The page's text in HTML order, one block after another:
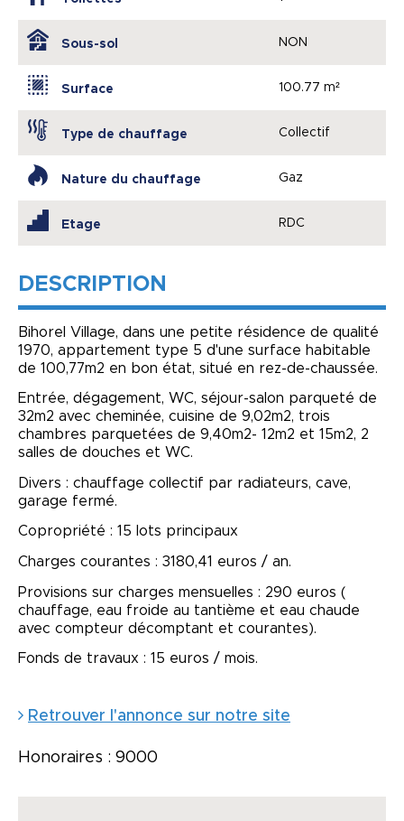
Sous-sol NON
Surface 100.77 m²
Type de chauffage Collectif
Nature du chauffage Gaz
Etage RDC
DESCRIPTION
Bihorel Village, dans une petite résidence de qualité
1970, appartement type 5 d'une surface habitable
de 100,77m2 en bon état, situé en rez-de-chaussée.
Entrée, dégagement, WC, séjour-salon parqueté de
32m2 avec cheminée, cuisine de 9,02m2, trois
chambres parquetées de 9,40m2- 12m2 et 15m2, 2
salles de douches et WC.
Divers : chauffage collectif par radiateurs, cave,
garage fermé.
Copropriété : 15 lots principaux
Charges courantes : 3180,41 euros / an.
Provisions sur charges mensuelles : 290 euros (
chauffage, eau froide au tantième et eau chaude
avec compteur décomptant et courantes).
Fonds de travaux : 15 euros / mois.
Retrouver l'annonce sur notre site
Honoraires : 9000